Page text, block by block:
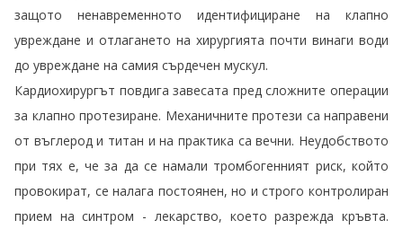
защото ненавременното идентифициране на клапно
увреждане и отлагането на хирургията почти винаги води
до увреждане на самия сърдечен мускул.
Кардиохирургът повдига завесата пред сложните операции
за клапно протезиране. Механичните протези са направени
от въглерод и титан и на практика са вечни. Неудобството
при тях е, че за да се намали тромбогенният риск, който
провокират, се налага постоянен, но и строго контролиран
прием на синтром - лекарство, което разрежда кръвта.